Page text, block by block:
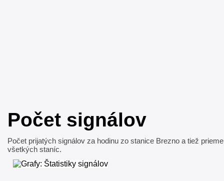
Počet signálov
Počet prijatých signálov za hodinu zo stanice Brezno a tiež
všetkých staníc.